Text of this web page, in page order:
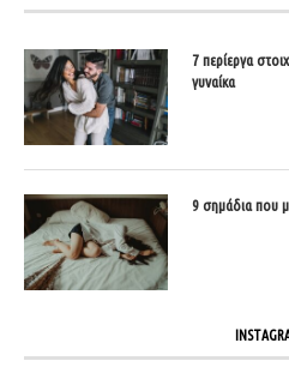
7 περίεργα
γυναίκα
9 σημάδια που